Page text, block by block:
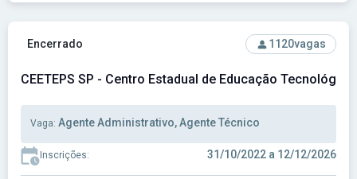
Ver concurso: CEETEPS SP - Centro Estadual de Educação
Encerrado 1120vagas
CEETEPS SP - Centro Estadual de Educação
Vaga: Agente Administrativo, Agente Técnico
Inscrições: 31/10/2022 a 12/12/2026